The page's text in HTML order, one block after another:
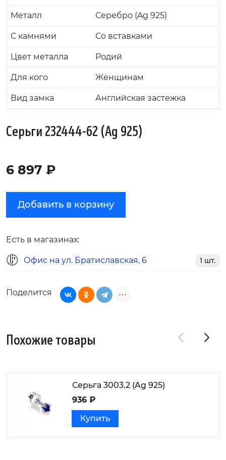
Металл Серебро (Ag 925)
С камнями Со вставками
Цвет металла Родий
Для кого Женщинам
Вид замка Английская застежка
Серьги 232444-62 (Ag 925)
6 897 ₽
Добавить в корзину
Есть в магазинах:
Офис на ул. Братиславская, 6 1 шт.
Поделится
Похожие товары
Серьга 3003.2 (Ag 925)
936 ₽
Купить